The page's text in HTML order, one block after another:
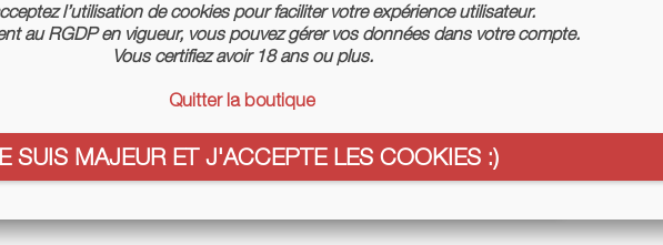
nous excuser pour le désagrément.
une nouvelle recherche

l’utilisation de cookies pour faciliter votre expérience utilisateur.
au RGDP en vigueur, vous pouvez gérer vos données dans votre compte.
Vous certifiez avoir 18 ans ou plus.
Quitter la boutique
SUIS MAJEUR ET J'ACCEPTE LES COOKIES :)